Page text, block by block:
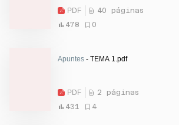
PDF
40 páginas
478
0
Apuntes - TEMA 1.pdf
PDF
2 páginas
431
4